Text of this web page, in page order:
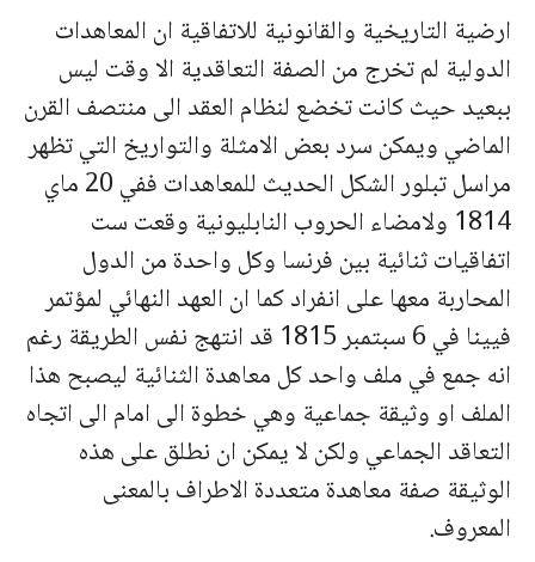
ارضية التاريخية والقانونية للاتفاقية ان المعاهدات
الدولية لم تخرج من الصفة التعاقدية الا وقت ليس
ببعيد حيث كانت تخضع لنظام العقد الى منتصف القرن
الماضي ويمكن سرد بعض الامثلة والتواريخ التي تظهر
مراسل تبلور الشكل الحديث للمعاهدات ففي 20 ماي
1814 ولامضاء الحروب النابليونية وقعت ست
اتفاقيات ثنائية بين فرنسا وكل واحدة من الدول
المحاربة معها على انفراد كما ان العهد النهائي لمؤتمر
فيينا في 6 سبتمبر 1815 قد انتهج نفس الطريقة رغم
انه جمع في ملف واحد كل معاهدة الثنائية ليصبح هذا
الملف او وثيقة جماعية وهي خطوة الى امام الى اتجاه
التعاقد الجماعي ولكن لا يمكن ان نطلق على هذه
الوثيقة صفة معاهدة متعددة الاطراف بالمعنى
المعروف.